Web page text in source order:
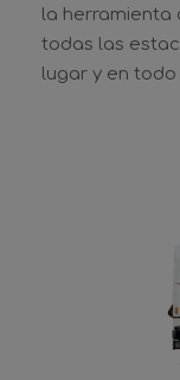
la herramienta
todas las
lugar y en